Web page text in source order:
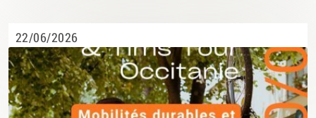
22/06/2026